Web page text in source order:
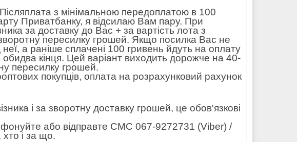
з мінімальною передоплатою в 100
Приватбанку, я відсилаю Вам пару. При
за доставку до Вас + за вартість лота з
пересилку грошей. Якщо посилка Вас не
а раніше сплачені 100 гривень йдуть на оплату
обидва кінця. Цей варіант виходить дорожче на 40-
пересилку грошей.
покупців, оплата на розрахунковий рахунок
і за зворотну доставку грошей, це обов'язкові
або відправте СМС 067-9272731 (Viber) /
і за що.